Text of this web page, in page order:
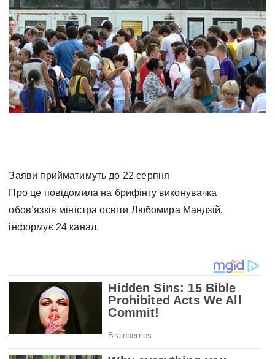
Заяви прийматимуть до 22 серпня
Про це повідомила на брифінгу виконувачка
обов’язків міністра освіти Любомира Мандзій,
інформує 24 канал.